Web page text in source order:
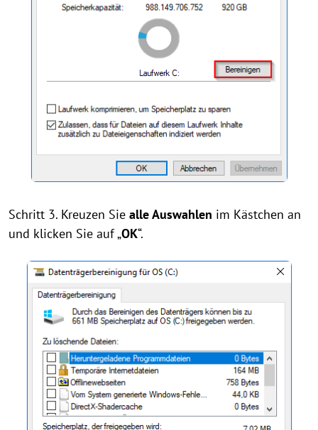
Schritt 3. Kreuzen Sie alle Auswahlen im Kästchen an
und klicken Sie auf „OK“.